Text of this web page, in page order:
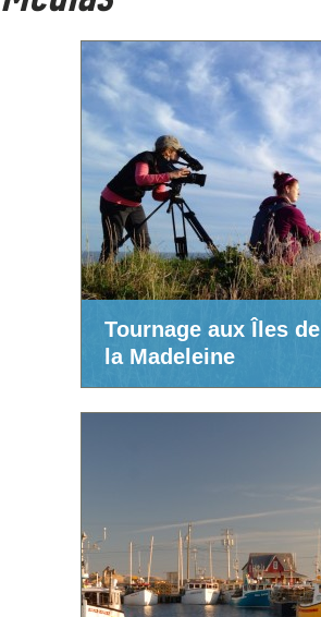
Tournage aux Îles de
la Madeleine